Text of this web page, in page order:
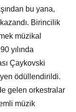
bu yana,
Birincilik
müzikal
yılında
Çaykovski
ödüllendirildi.
gelen orkestralar
müzik